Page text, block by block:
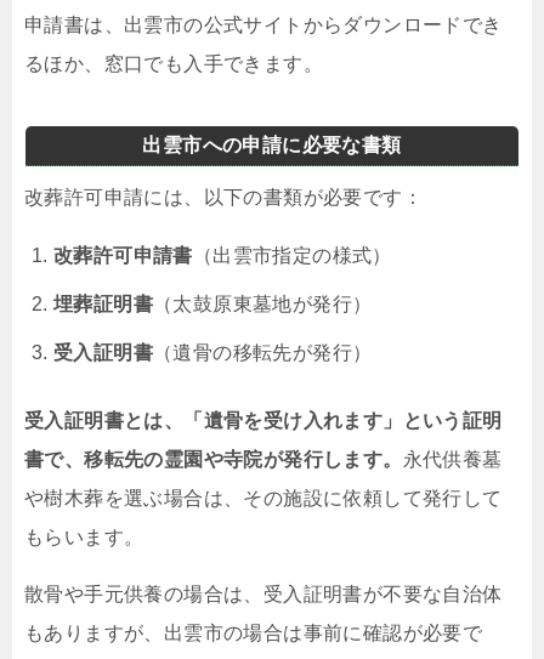
申請書は、出雲市の公式サイトからダウンロードでき
るほか、窓口でも入手できます。
出雲市への申請に必要な書類
改葬許可申請には、以下の書類が必要です：
改葬許可申請書 （出雲市指定の様式）
埋葬証明書 （太鼓原東墓地が発行）
受入証明書 （遺骨の移転先が発行）
受入証明書とは、「遺骨を受け入れます」という証明
書で、移転先の霊園や寺院が発行します。 永代供養墓
や樹木葬を選ぶ場合は、その施設に依頼して発行して
もらいます。
散骨や手元供養の場合は、受入証明書が不要な自治体
もありますが、出雲市の場合は事前に確認が必要で